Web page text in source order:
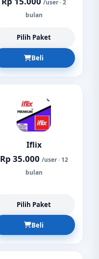
/user · 2
bulan
Pilih Paket
Beli
Iflix
Rp 35.000 /user · 12
bulan
Pilih Paket
Beli